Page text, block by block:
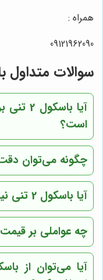
همراه :
09121962090
سوالات متداول
آیا
است؟
چگونه می‌توان دقت باسکول 2
آیا باسکول 2 تنی نیاز به نگهداری خاصی دارد؟
چه عواملی بر قیمت باسکول 2 تنی